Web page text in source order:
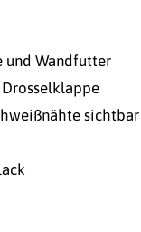
und Wandfutter
sichtbar